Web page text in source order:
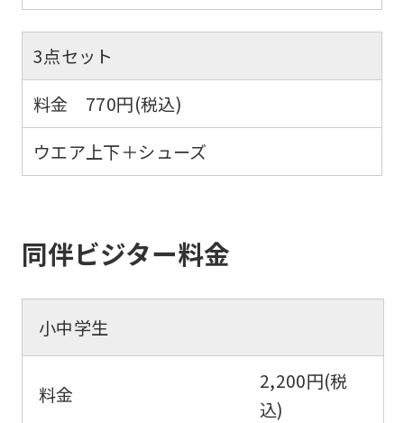
3点セット
料金 770円(税込)
ウエア上下＋シューズ
同伴ビジター料金
小中学生
料金
2,200円(税
込)